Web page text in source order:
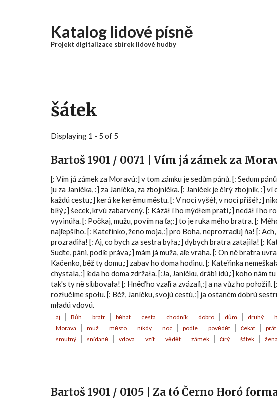
Katalog lidové písně
Projekt digitalizace sbírek lidové hudby
šátek
Displaying 1 - 5 of 5
Bartoš 1901 / 0071 | Vím já zámek za
[: Vím já zámek za Moravú:] v tom zámku je sedům pánů. [: Sedum
ju za Janíčka, :] za Janíčka, za zbojníčka. [: Janíček je čirý zbojník, :]
každú cestu,:] kerá ke kerému městu. [: V noci vyšéł, v noci přišéł,:]
bíłý,:] šecek, krvú zabarvený. [: Kázáł í ho mýdłem prati,:] nedáł í ho
vyvinúła. [: Počkaj, mužu, povím na ťa;:] to je ruka mého bratra. [:
najľepšího. [: Kateřinko, ženo moja,:] pro Boha, neprozraďuj ňa! [: Ach,
prozradiła! [: Aj, co bych za sestra była,:] dybych bratra zatajila! [:
Suďte, páni, podľe práva,:] mám já muža, aľe vraha. [: On ně bratra
Kačenko, běž ty domu,:] zabav ho doma hodinu. [: Kateřinka
chystala,:] ľeda ho doma zdržała. [:Ja, Janíčku, drábi idú,:] koho nám
tak's ty ně sľubovała! [: Hněď ho vzaľi a zvázaľi,:] a na vůz ho połožiľi.
rozłučíme społu. [: Běž, Janíčku, svojú cestú,:] ja ostaném dobrú
mładú vdovú.
aj Bůh bratr běhat cesta chodník dobro dům druhý
Morava
muž město nikdy noc podle povědět čekat prát
smutný
snídaně vdova vzít vědět zámek čirý šátek žena
Bartoš 1901 / 0105 | Za tó Černo Horó